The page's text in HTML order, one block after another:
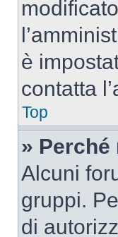
è
contatta
Top
»
Alcuni
gruppi.
di